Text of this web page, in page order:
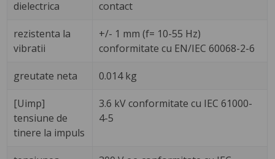
dielectrica
contact
rezistenta la
vibratii
+/- 1 mm (f= 10-55 Hz)
conformitate cu EN/IEC 60068-2-6
greutate neta 0.014 kg
[Uimp]
tensiune de
tinere la impuls
3.6 kV conformitate cu IEC 61000-
4-5